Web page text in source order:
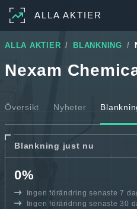
ALLA AKTIER
ALLA AKTIER BLANKNING
Nexam
Översikt Nyheter
Blankning just nu
0%
Ingen förändring senaste 7
Ingen förändring senaste 30